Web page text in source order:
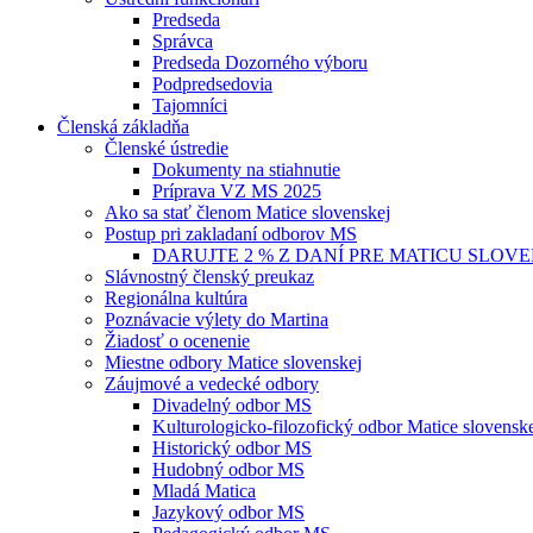
Predseda
Správca
Predseda Dozorného výboru
Podpredsedovia
Tajomníci
Členská základňa
Členské ústredie
Dokumenty na stiahnutie
Príprava VZ MS 2025
Ako sa stať členom Matice slovenskej
Postup pri zakladaní odborov MS
DARUJTE 2 % Z DANÍ PRE MATICU
Slávnostný členský preukaz
Regionálna kultúra
Poznávacie výlety do Martina
Žiadosť o ocenenie
Miestne odbory Matice slovenskej
Záujmové a vedecké odbory
Divadelný odbor MS
Kulturologicko-filozofický odbor Matice
Historický odbor MS
Hudobný odbor MS
Mladá Matica
Jazykový odbor MS